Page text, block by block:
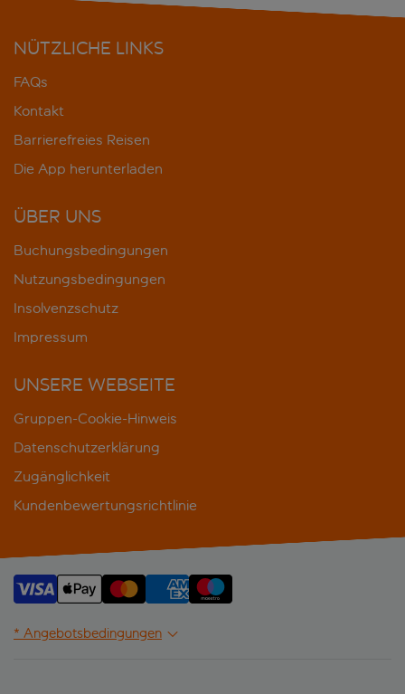
NÜTZLICHE LINKS
FAQs
Kontakt
Barrierefreies Reisen
Die App herunterladen
ÜBER UNS
Buchungsbedingungen
Nutzungsbedingungen
Insolvenzschutz
Impressum
UNSERE WEBSEITE
Gruppen-Cookie-Hinweis
Datenschutzerklärung
Zugänglichkeit
Kundenbewertungsrichtlinie
* Angebotsbedingungen